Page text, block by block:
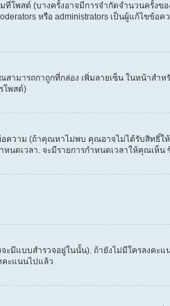
โพสต์ (บางครั้งอาจมีการจำกัดจำนวนครั้
หรือ administrators เป็นผู้แก้ไขข้อ
ารถกาถูกที่กล่อง เพิ่มลายเซ็น ในหน้าสำ
โพสต์)
าม (ถ้าคุณหาไม่พบ คุณอาจไม่ได้รับสิทธิ์ให้
ดเวลา. จะมีรายการกำหนดเวลาให้คุณเห็น
แบบสำรวจอยู่ในนั้น). ถ้ายังไม่มีใครลงค
คะแนนไปแล้ว